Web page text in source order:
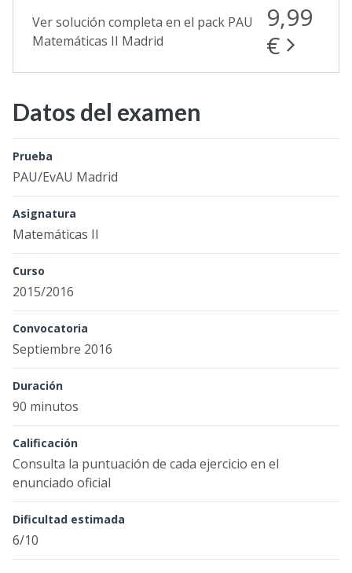
Ver solución completa en el pack PAU
Matemáticas II Madrid
9,99
€
Datos del examen
Prueba
PAU/EvAU Madrid
Asignatura
Matemáticas II
Curso
2015/2016
Convocatoria
Septiembre 2016
Duración
90 minutos
Calificación
Consulta la puntuación de cada ejercicio en el
enunciado oficial
Dificultad estimada
6/10